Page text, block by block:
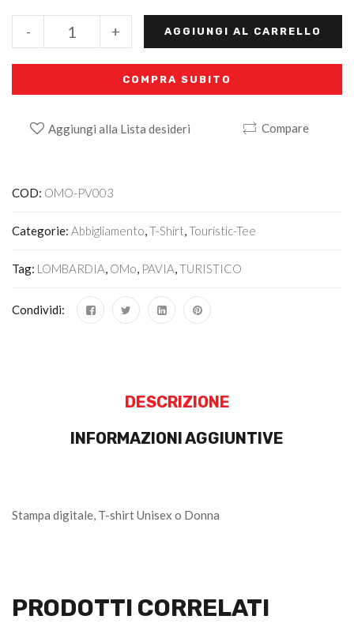
+
- AGGIUNGI AL CARRELLO
COMPRA SUBITO
Aggiungi alla Lista desideri Compare
COD: OMO-PV003
Categorie: Abbigliamento,T-Shirt,Touristic-Tee
Tag: LOMBARDIA, OMo, PAVIA,TURISTICO
Condividi:
DESCRIZIONE
INFORMAZIONI AGGIUNTIVE
Stampa digitale, T-shirt Unisex o Donna
PRODOTTI CORRELATI